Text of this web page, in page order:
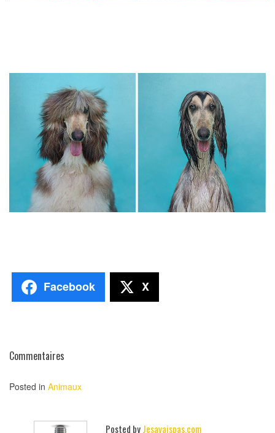
Facebook X
Commentaires
Posted in Animaux
Posted byJesavaispas.com